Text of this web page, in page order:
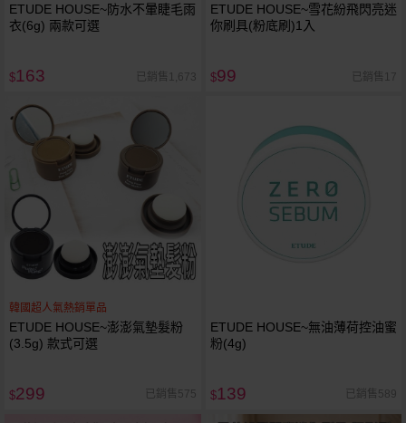
ETUDE HOUSE~防水不暈睫毛雨
衣(6g) 兩款可選
$163 已銷售1,673
ETUDE HOUSE~雪花紛飛閃亮迷
你刷具(粉底刷)1入
$99 已銷售17
韓國超人氣熱銷單品
ETUDE HOUSE~澎澎氣墊髮粉
(3.5g) 款式可選
$299 已銷售575
ETUDE HOUSE~無油薄荷控油蜜
粉(4g)
$139 已銷售589